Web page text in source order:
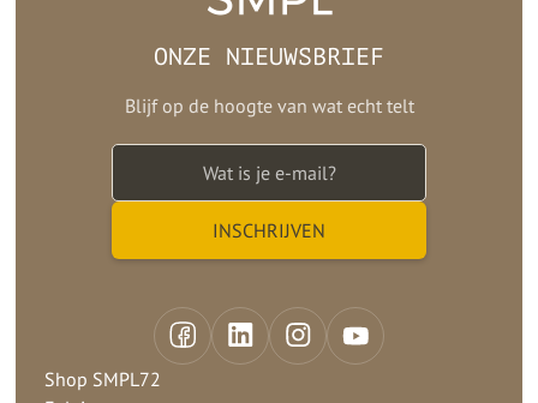
ONZE NIEUWSBRIEF
Blijf op de hoogte van wat echt telt
Shop SMPL72